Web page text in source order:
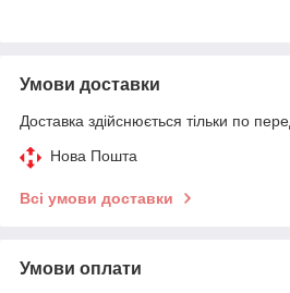
Умови доставки
Доставка здійснюється тільки по
Нова Пошта
Всі умови доставки
Умови оплати